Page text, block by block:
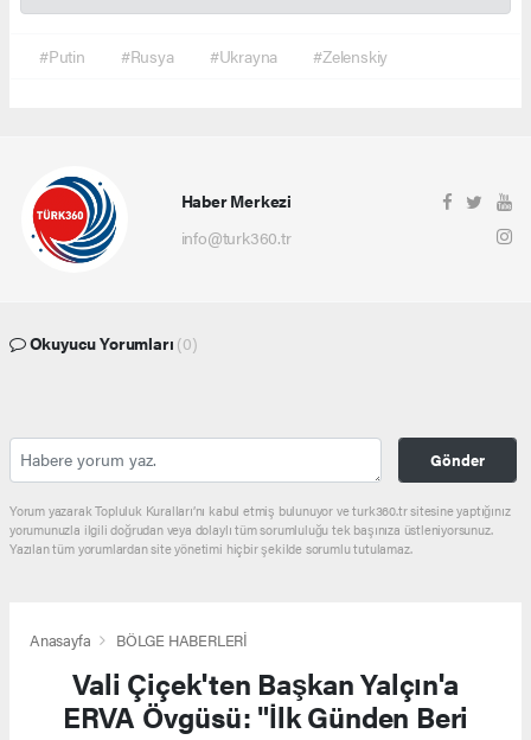
#Putin #Rusya #Ukrayna #Zelenskiy
Haber Merkezi
info@turk360.tr
Okuyucu Yorumları (0)
Gönder
Yorum yazarak Topluluk Kuralları’nı kabul etmiş bulunuyor ve turk360.tr sitesine yaptığınız
yorumunuzla ilgili doğrudan veya dolaylı tüm sorumluluğu tek başınıza üstleniyorsunuz.
Yazılan tüm yorumlardan site yönetimi hiçbir şekilde sorumlu tutulamaz.
Anasayfa BÖLGE HABERLERİ
Vali Çiçek'ten Başkan Yalçın'a
ERVA Övgüsü: "İlk Günden Beri